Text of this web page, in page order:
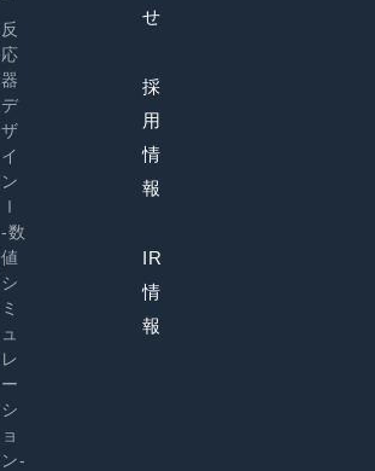
反
応
器
デ
ザ
イ
ン
Ⅰ
-数
値
シ
ミ
ュ
レ
ー
シ
ョ
ン-
せ
採
用
情
報
IR
情
報